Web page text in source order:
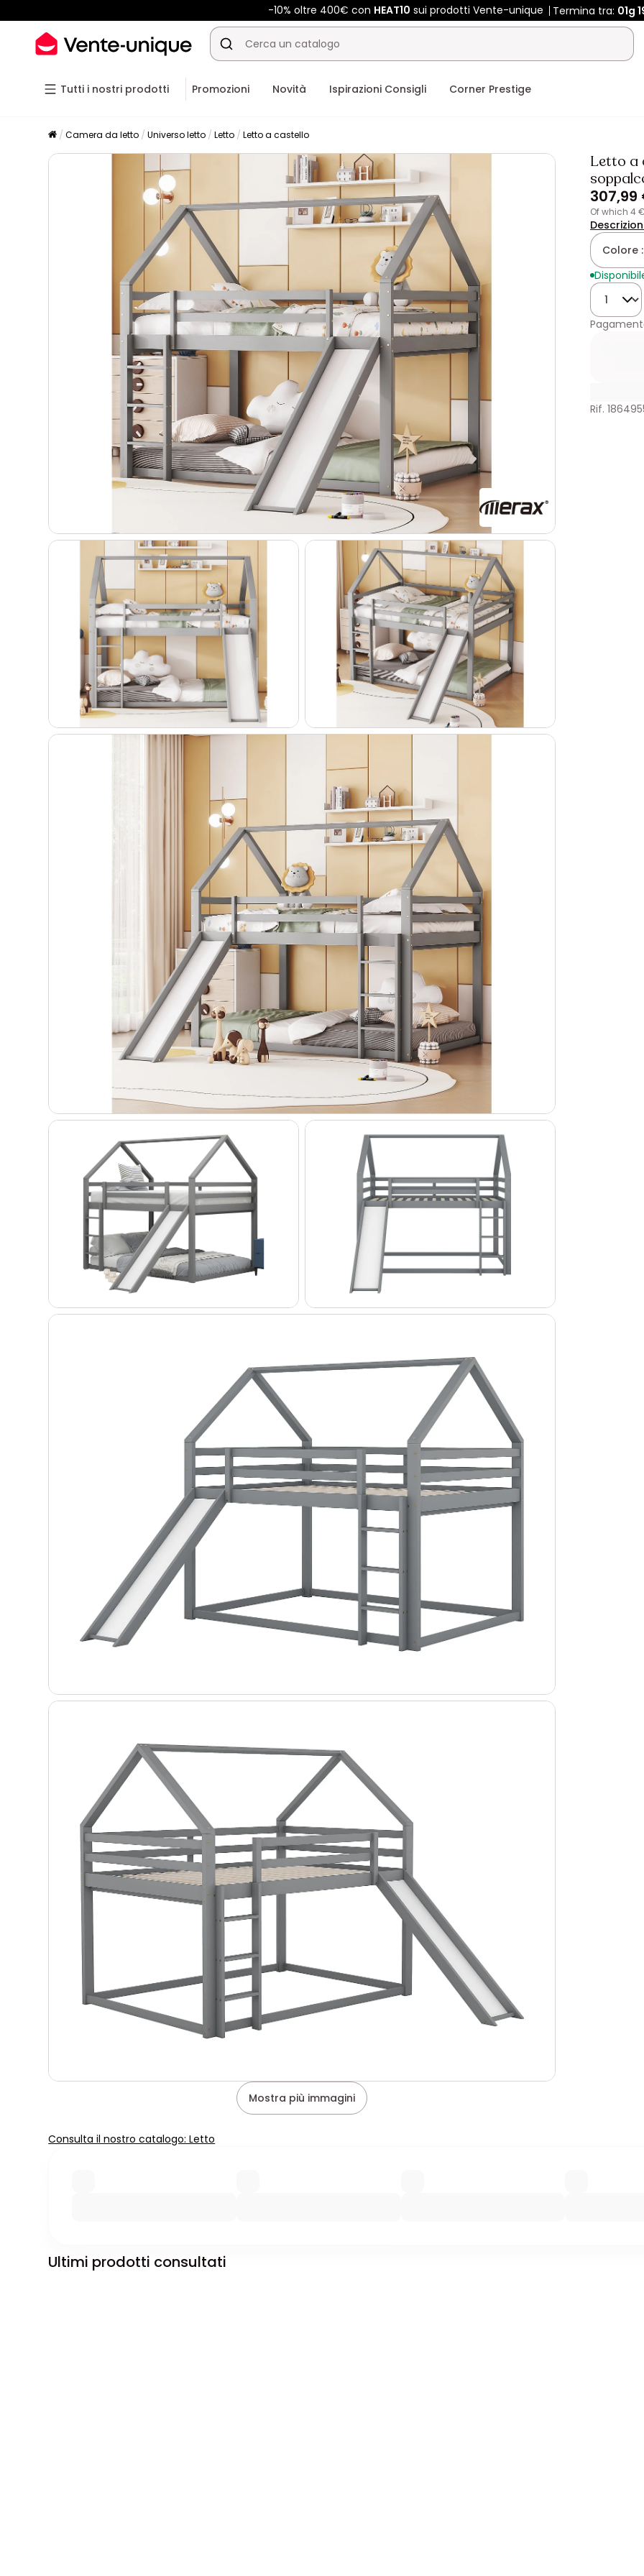
-10% oltre 400€ con HEAT10 sui prodotti Vente-unique Termina tra: 01g
Tutti i nostri prodotti Promozioni Novità Ispirazioni Consigli Corner Prestige
Camera da letto Universo letto Letto Letto a castello
Mostra più immagini
Letto a
307,99
of which 4
Colore :
Quantità
Rif.
Consulta il nostro catalogo: Letto
Ultimi prodotti consultati